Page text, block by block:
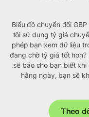
Biểu đồ chuyển đổi
tôi sử dụng tỷ giá
phép bạn xem dữ liệu
đang chờ tỷ giá tốt
sẽ báo cho bạn biết
hằng ngày, bạn sẽ
Theo